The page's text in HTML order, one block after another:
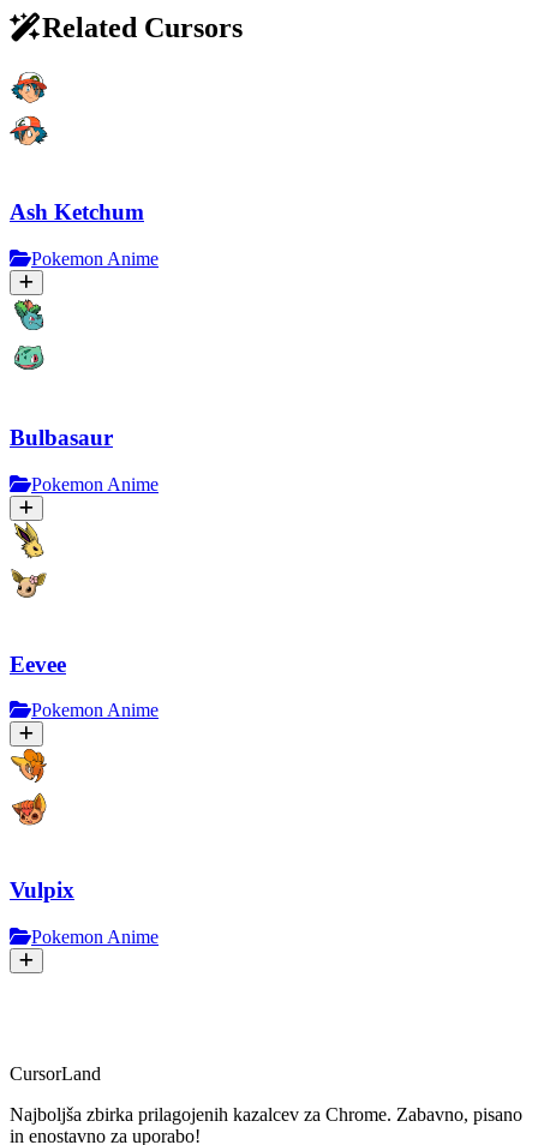
Related Cursors
Ash Ketchum
Pokemon Anime
Bulbasaur
Pokemon Anime
Eevee
Pokemon Anime
Vulpix
Pokemon Anime
CursorLand
Najboljša zbirka prilagojenih kazalcev za Chrome. Zabavno, pisano
in enostavno za uporabo!